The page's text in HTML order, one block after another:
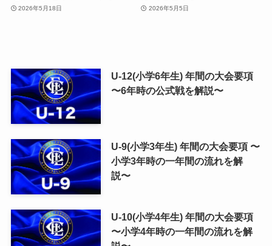
2026年5月18日 2026年5月5日
U-12(小学6年生) 年間の大会要項
〜6年時の公式戦を解説〜
U-9(小学3年生) 年間の大会要項 〜
小学3年時の一年間の流れを解
説〜
U-10(小学4年生) 年間の大会要項
〜小学4年時の一年間の流れを解